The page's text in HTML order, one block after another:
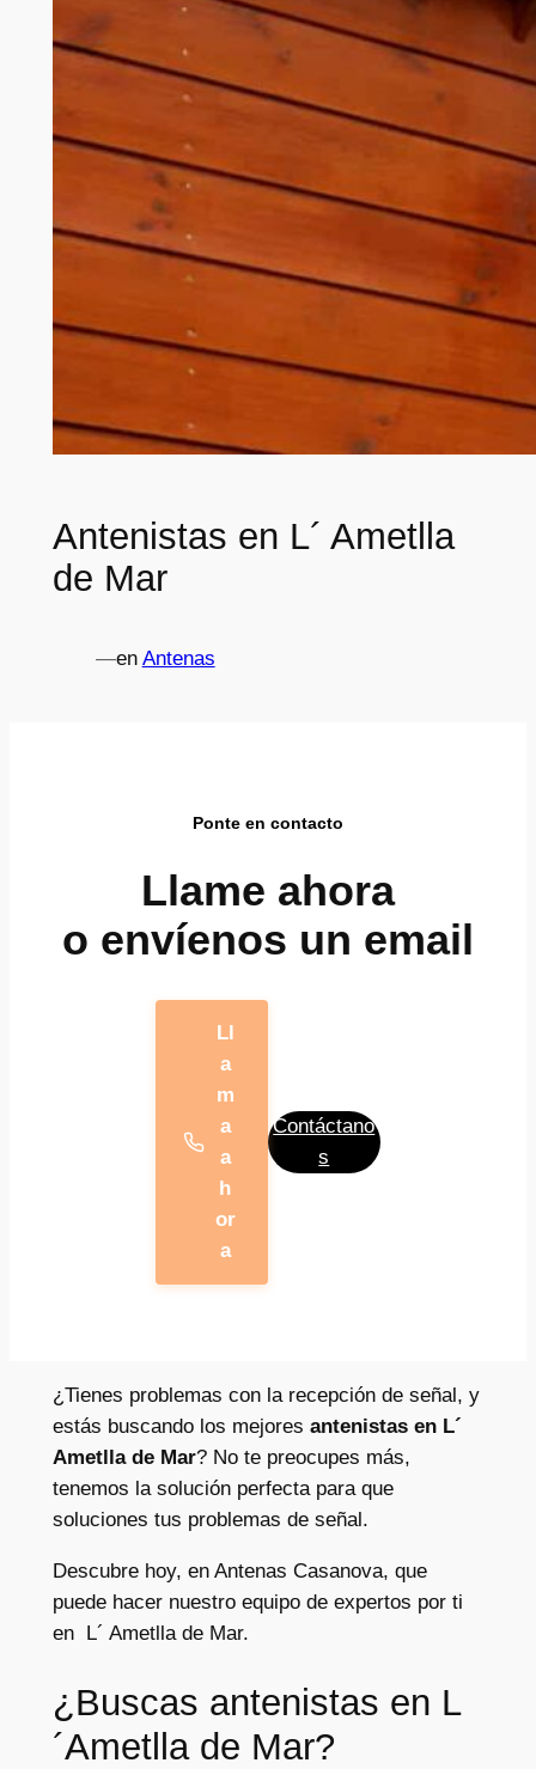
Antenistas en L´ Ametlla
de Mar
—en Antenas
Ponte en contacto
Llame ahora
o envíenos un email
Ll
a
m
a
a
h
or
a
Contáctano
s
¿Tienes problemas con la recepción de señal, y
estás buscando los mejores antenistas en L´
Ametlla de Mar? No te preocupes más,
tenemos la solución perfecta para que
soluciones tus problemas de señal.
Descubre hoy, en Antenas Casanova, que
puede hacer nuestro equipo de expertos por ti
en L´ Ametlla de Mar.
¿Buscas antenistas en L
´Ametlla de Mar?